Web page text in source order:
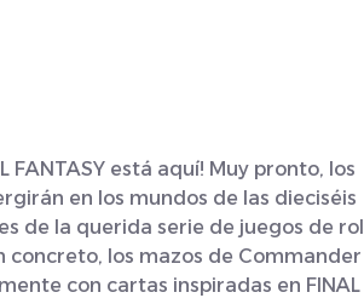
FANTASY está aquí! Muy pronto, los
en los mundos de las dieciséis
de la querida serie de juegos de rol
concreto, los mazos de Commander
con cartas inspiradas en FINAL